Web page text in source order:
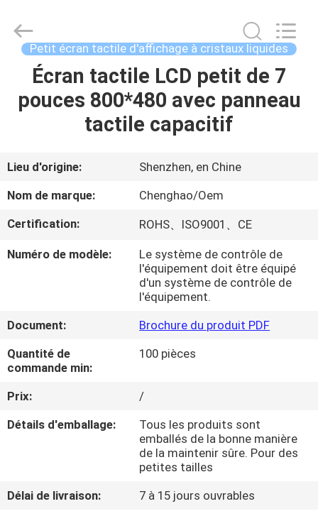
LA
PRODUITS
À
DE
VISITE
DE
CONTRÔLE
QUALITÉ
Shenzhen
ChengHao
OptoelectronicPetit écran tactile d'affichage à cristaux liquides
Écran tactile LCD petit de 7
pouces 800*480 avec panneau
tactile capacitif
Lieu d'origine:
Shenzhen, en Chine
Nom de marque:
Chenghao/Oem
Certification:
ROHS、ISO9001、CE
Numéro de modèle:
Le système de contrôle de
l'équipement doit être équipé
d'un système de contrôle de
l'équipement.
Document:
Brochure du produit PDF
Quantité de
commande min:
100 pièces
Prix:
/
Détails d'emballage:
Tous les produits sont
emballés de la bonne manière
de la maintenir sûre. Pour des
petites tailles
Délai de livraison:
7 à 15 jours ouvrables